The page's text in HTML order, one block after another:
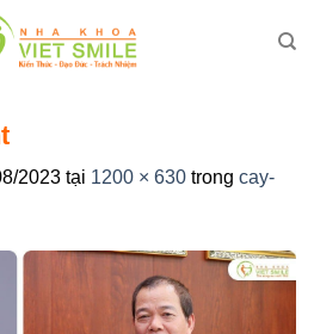
2023 tại 1200 × 630 trong cay-